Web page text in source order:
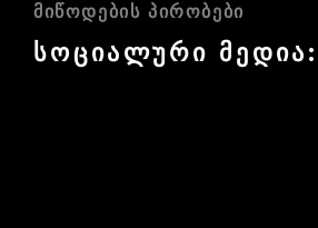
ᲛᲘᲬᲝᲓᲔᲑᲘᲡ ᲞᲘᲠᲝᲑᲔᲑᲘ
სოციალური მედია: